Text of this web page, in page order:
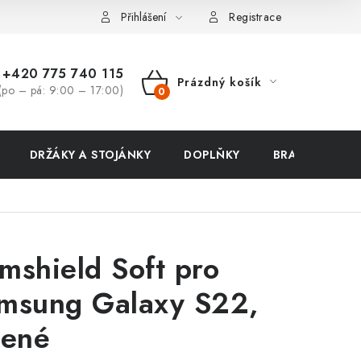
zboží a reklamace Přihlášení Registrace
+420 775 740 115
(po – pá: 9:00 – 17:00)
NÁKUPNÍ
Prázdný košík
DRŽÁKY A STOJÁNKY DOPLŇKY BRAŠNY NA
Soft pro
Galaxy S22,